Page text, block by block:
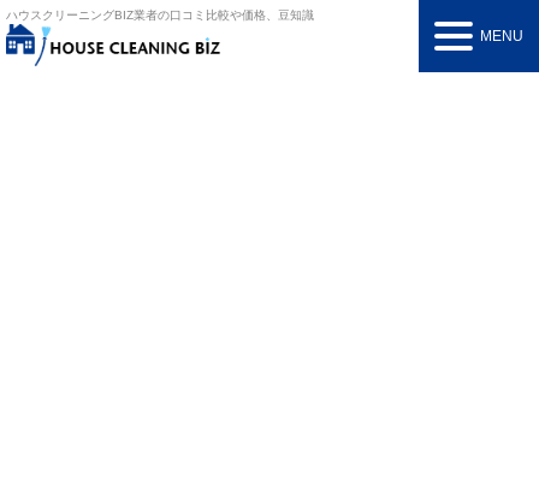
ハウスクリーニングBIZ業者の口コミ比較や価格、豆知識
MENU